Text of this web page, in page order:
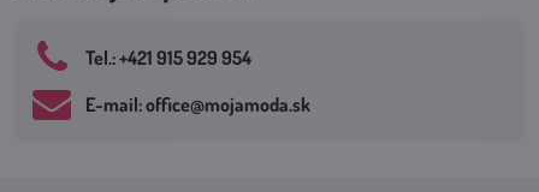
Tel​.: +421 915 929 954
E-mail: office​@mojamoda​.sk